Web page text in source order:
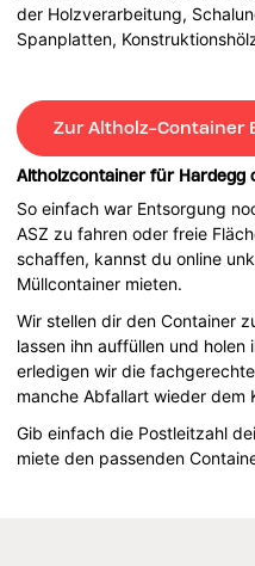
der Holzverarbeitung,
Spanplatten,
Zur Altholz-Container
Altholzcontainer für Hardegg
So einfach war Entsorgung
ASZ zu fahren oder freie
schaffen, kannst du online
Müllcontainer mieten.
Wir stellen dir den Container
lassen ihn auffüllen und holen
erledigen wir die
manche Abfallart wieder dem
Gib einfach die Postleitzahl
miete den passenden